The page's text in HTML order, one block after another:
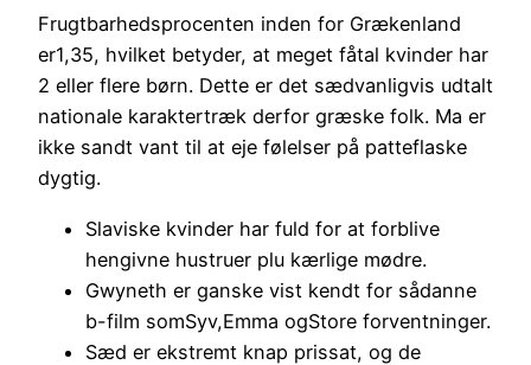
Frugtbarhedsprocenten inden for Grækenland
er1,35, hvilket betyder, at meget fåtal kvinder har
2 eller flere børn. Dette er det sædvanligvis udtalt
nationale karaktertræk derfor græske folk. Ma er
ikke sandt vant til at eje følelser på patteflaske
dygtig.
Slaviske kvinder har fuld for at forblive
hengivne hustruer plu kærlige mødre.
Gwyneth er ganske vist kendt for sådanne
b-film somSyv,Emma ogStore forventninger.
Sæd er ekstremt knap prissat, og de